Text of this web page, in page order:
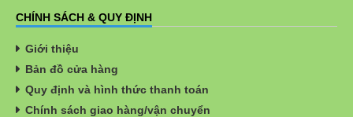
CHÍNH SÁCH & QUY ĐỊNH
Giới thiệu
Bản đồ cửa hàng
Quy định và hình thức thanh toán
Chính sách giao hàng/vận chuyển